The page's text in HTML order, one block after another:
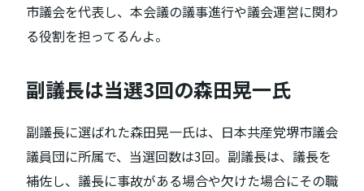
市議会を代表し、本会議の議事進行や議会運営に関わ
る役割を担ってるんよ。
副議長は当選3回の森田晃一氏
副議長に選ばれた森田晃一氏は、日本共産党堺市議会
議員団に所属で、当選回数は3回。副議長は、議長を
補佐し、議長に事故がある場合や欠けた場合にその職